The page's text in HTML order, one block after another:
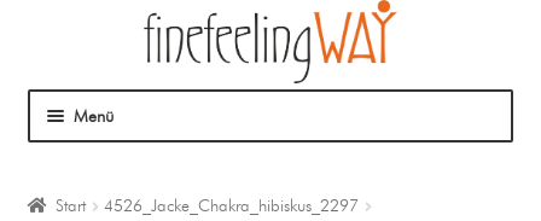
Menü
Start
4526_Jacke_Chakra_hibiskus_2297